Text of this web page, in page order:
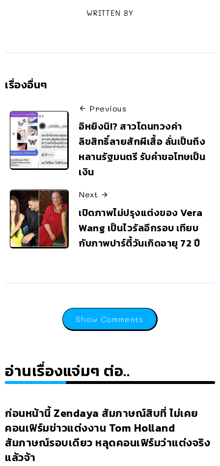
WRITTEN BY
เรื่องอื่นๆ
Previous
อิหยิงนิ!? สาวโดนทวงค่า
ลิขสิทธิ์ลายสักผีเสื้อ ลั่นเป็นถึง
หลานรัฐมนตรี รับคำขอโทษเป็น
เงิน
Next
เปิดภาพไม่ปรุงแต่งของ Vera
Wang เป็นไวรัลอีกรอบ เทียบ
กับภาพปาร์ตี้วันเกิดอายุ 72 ปี
Show Comments
อ่านเรื่องแจ่มๆ ต่อ..
ก่อนหน้านี้ Zendaya สัมภาษณ์สิบที่ ไม่เคย
คอนเฟิร์มข่าวแต่งงาน Tom Holland
สัมภาษณ์รอบเดียว หลุดคอนเฟิร์มว่าแต่งจริง
แล้วจ้า